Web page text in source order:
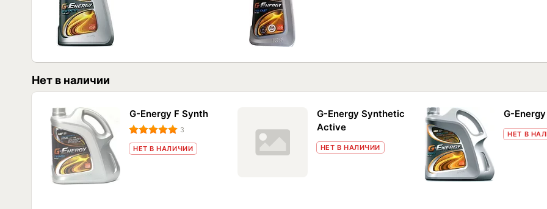
Нет в наличии
G-Energy F Synth
3
НЕТ В НАЛИЧИИ
G-Energy Synthetic
Active
НЕТ В НАЛИЧИИ
G-
НЕТ В